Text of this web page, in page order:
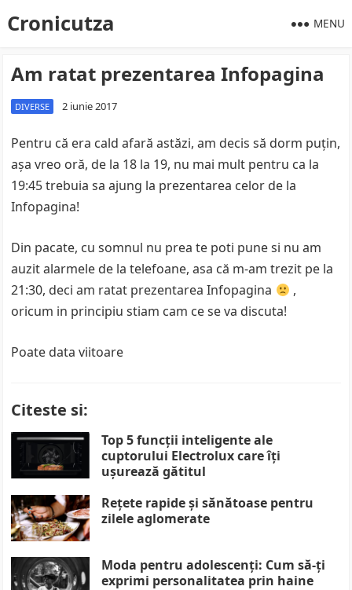
Cronicutza MENU
Am ratat prezentarea Infopagina
DIVERSE 2 iunie 2017
Pentru că era cald afară astăzi, am decis să dorm puţin,
aşa vreo oră, de la 18 la 19, nu mai mult pentru ca la
19:45 trebuia sa ajung la prezentarea celor de la
Infopagina!
Din pacate, cu somnul nu prea te poti pune si nu am
auzit alarmele de la telefoane, asa că m-am trezit pe la
21:30, deci am ratat prezentarea Infopagina
,
oricum in principiu stiam cam ce se va discuta!
Poate data viitoare
Citeste si:
Top 5 funcții inteligente ale
cuptorului Electrolux care îți
ușurează gătitul
Rețete rapide și sănătoase pentru
zilele aglomerate
Moda pentru adolescenți: Cum să-ți
exprimi personalitatea prin haine